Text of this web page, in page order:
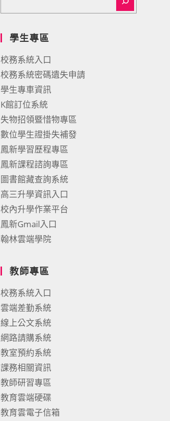
學生專區
校務系統入口
校務系統密碼遺失申請
學生專車資訊
K館訂位系統
失物招領暨惜物專區
數位學生證掛失補發
鳳新學習歷程專區
鳳新課程諮詢專區
圖書館藏查詢系統
高三升學資訊入口
校內升學作業平台
鳳新Gmail入口
翰林雲端學院
教師專區
校務系統入口
雲端差勤系統
線上公文系統
網路請購系統
教室預約系統
課務相關資訊
教師研習專區
教育雲端硬碟
教育雲電子信箱